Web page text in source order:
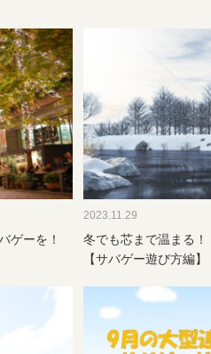
ゲーを！
2023.11.29
冬でも芯まで温まる
【サバゲー遊び方編】